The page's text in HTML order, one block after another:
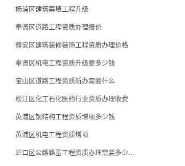
杨浦区建筑幕墙工程升级
奉贤区道路工程资质办理报价
静安区建筑装修装饰工程资质办理价格
奉贤区机电工程资质升级要多少钱
宝山区道路工程资质新办需要什么
松江区化工石化医药行业资质办理收费
黄浦区钢结构工程资质增项多少钱
黄浦区机电工程资质增项
虹口区公路路基工程资质办理需要多少时间